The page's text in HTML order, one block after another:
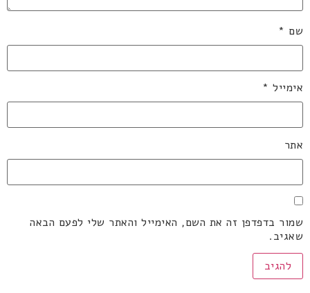
שם *
אימייל *
אתר
שמור בדפדפן זה את השם, האימייל והאתר שלי לפעם הבאה
שאגיב.